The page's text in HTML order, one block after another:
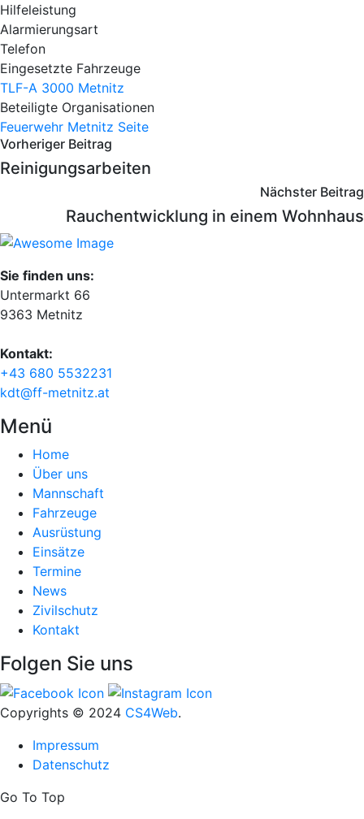
Hilfeleistung
Alarmierungsart
Telefon
Eingesetzte Fahrzeuge
TLF-A 3000 Metnitz
Beteiligte Organisationen
Feuerwehr Metnitz Seite
Vorheriger Beitrag
Reinigungsarbeiten
Nächster Beitrag
Rauchentwicklung in einem Wohnhaus
Sie finden uns:
Untermarkt 66
9363 Metnitz
Kontakt:
+43 680 5532231
kdt@ff-metnitz.at
Menü
Home
Über uns
Mannschaft
Fahrzeuge
Ausrüstung
Einsätze
Termine
News
Zivilschutz
Kontakt
Folgen Sie uns
Copyrights © 2024 CS4Web.
Impressum
Datenschutz
Go To Top